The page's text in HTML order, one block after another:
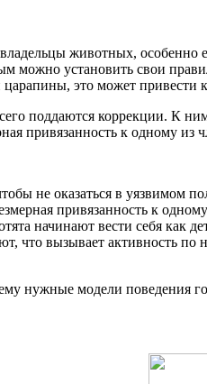
животных,
можно установить свои
царапины, это может
поддаются коррекции. К
привязанность к одному
не оказаться в уязвимом
привязанность к
начинают вести себя как
что вызывает активность
нужные модели поведения